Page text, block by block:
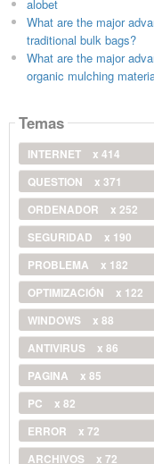
alobet
What are the major
traditional bulk bags?
What are the major
organic mulching
Temas
INTERNET
x 414
QUESTION
x 371
ORDENADOR
x 252
SEGURIDAD
x 190
PROBLEMA
x 182
OPTIMIZACIÓN
x 122
WINDOWS
x 88
ANTIVIRUS
x 86
PAGINA
x 85
PC
x 82
ERROR
x 72
ARCHIVOS
x 72